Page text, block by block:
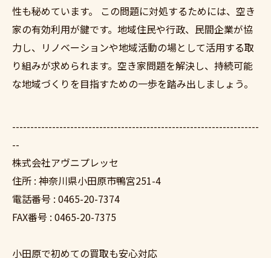
性も秘めています。 この問題に対処するためには、空き
家の有効利用が鍵です。地域住民や行政、民間企業が協
力し、リノベーションや地域活動の場として活用する取
り組みが求められます。空き家問題を解決し、持続可能
な地域づくりを目指すための一歩を踏み出しましょう。
--------------------------------------------------------------------
--
株式会社アヴニプレッセ
住所 : 神奈川県小田原市鴨宮251-4
電話番号 : 0465-20-7374
FAX番号 : 0465-20-7375
小田原で初めての買取も安心対応